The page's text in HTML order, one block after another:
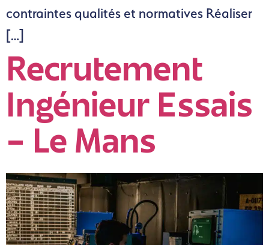
contraintes qualités et normatives Réaliser
[…]
Recrutement
Ingénieur Essais
– Le Mans